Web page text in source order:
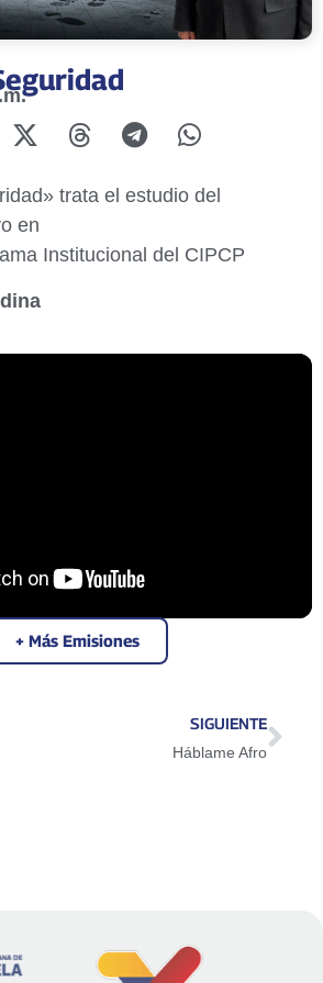
trata el estudio del
en
Institucional del CIPCP
+ Más Emisiones
SIGUIENTE
Háblame Afro